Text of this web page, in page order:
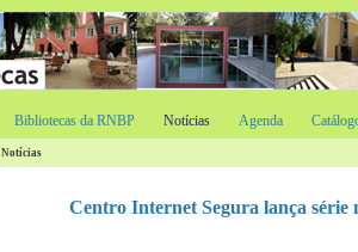
Bibliotecas da RNBP Notícias Agenda
Notícias
Centro Internet Segura lança série